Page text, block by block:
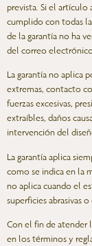
prevista. Si el artículo
cumplido con todas
de la garantía no ha
del correo
La garantía no aplica
extremas, contacto
fuerzas excesivas,
extraíbles, daños
intervención del
La garantía aplica
como se indica en la
no aplica cuando el
superficies abrasivas
Con el fin de atender
en los términos y